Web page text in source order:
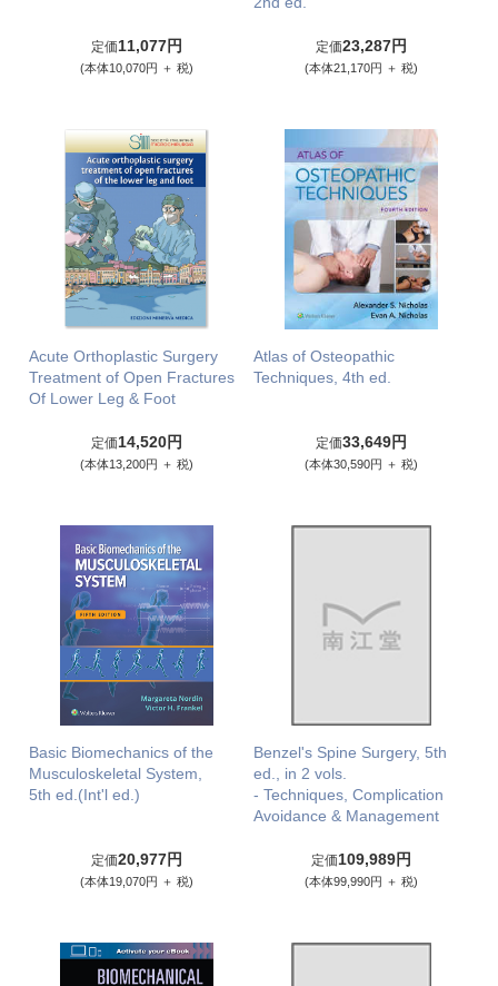
定価11,077円
(本体10,070円 ＋ 税)
定価23,287円
(本体21,170円 ＋ 税)
Acute Orthoplastic Surgery
Treatment of Open Fractures
Of Lower Leg & Foot
定価14,520円
(本体13,200円 ＋ 税)
Atlas of Osteopathic
Techniques, 4th ed.
定価33,649円
(本体30,590円 ＋ 税)
Basic Biomechanics of the
Musculoskeletal System,
5th ed.(Int'l ed.)
定価20,977円
(本体19,070円 ＋ 税)
Benzel's Spine Surgery, 5th
ed., in 2 vols.
- Techniques, Complication
Avoidance & Management
定価109,989円
(本体99,990円 ＋ 税)